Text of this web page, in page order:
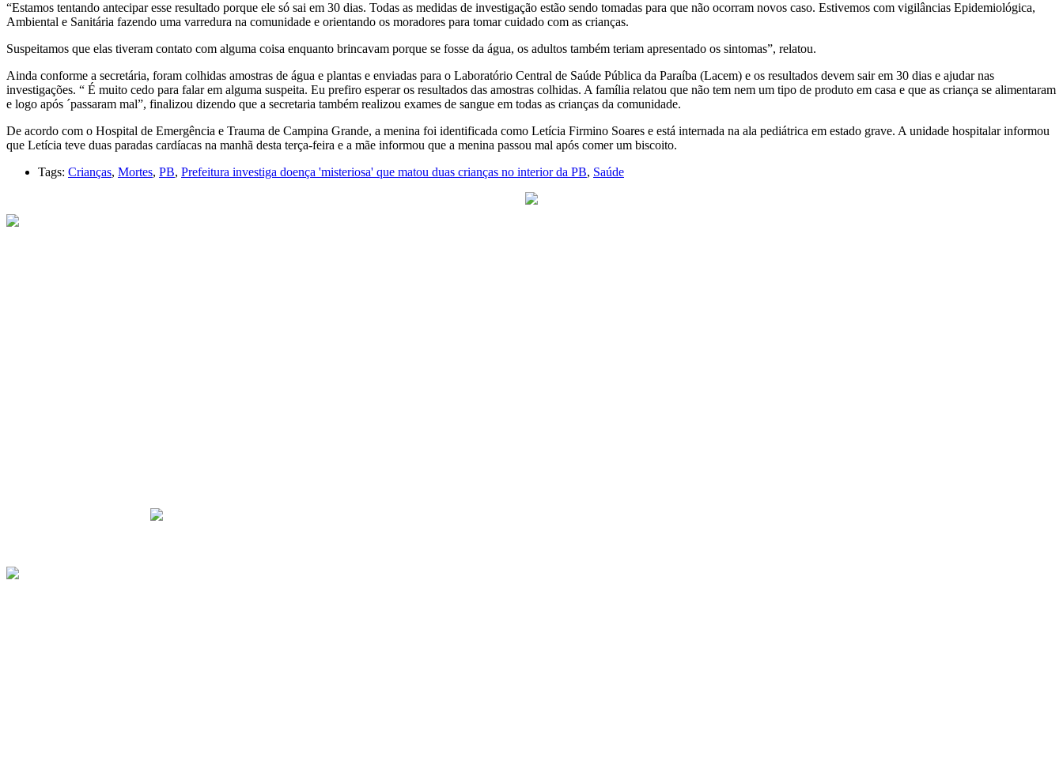
“Estamos tentando antecipar esse resultado porque ele só sai em 30 dias. Todas as medidas de investigação estão sendo tomadas para que não ocorram novos caso. Estivemos com vigilâncias Epidemiológica,
Ambiental e Sanitária fazendo uma varredura na comunidade e orientando os moradores para tomar cuidado com as crianças.
Suspeitamos que elas tiveram contato com alguma coisa enquanto brincavam porque se fosse da água, os adultos também teriam apresentado os sintomas”, relatou.
Ainda conforme a secretária, foram colhidas amostras de água e plantas e enviadas para o Laboratório Central de Saúde Pública da Paraíba (Lacem) e os resultados devem sair em 30 dias e ajudar nas
investigações. “ É muito cedo para falar em alguma suspeita. Eu prefiro esperar os resultados das amostras colhidas. A família relatou que não tem nem um tipo de produto em casa e que as criança se alimentaram
e logo após ´passaram mal”, finalizou dizendo que a secretaria também realizou exames de sangue em todas as crianças da comunidade.
De acordo com o Hospital de Emergência e Trauma de Campina Grande, a menina foi identificada como Letícia Firmino Soares e está internada na ala pediátrica em estado grave. A unidade hospitalar informou
que Letícia teve duas paradas cardíacas na manhã desta terça-feira e a mãe informou que a menina passou mal após comer um biscoito.
Tags: Crianças, Mortes, PB, Prefeitura investiga doença 'misteriosa' que matou duas crianças no interior da PB, Saúde